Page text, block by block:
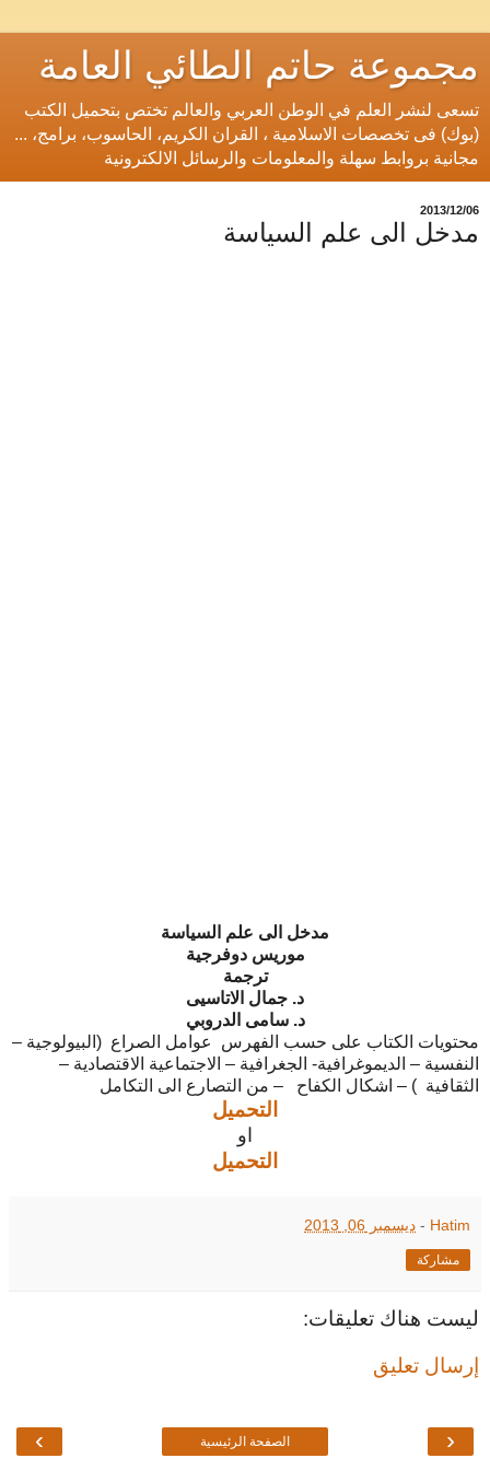
مجموعة حاتم الطائي العامة
تسعى لنشر العلم في الوطن العربي والعالم تختص بتحميل الكتب
(بوك) فى تخصصات الاسلامية ، القران الكريم، الحاسوب، برامج، ...
مجانية بروابط سهلة والمعلومات والرسائل الالكترونية
06‏/12‏/2013
مدخل الى علم السياسة
مدخل الى علم السياسة
موريس دوفرجية
ترجمة
د. جمال الاتاسيى
د. سامى الدروبي
محتويات الكتاب على حسب الفهرس عوامل الصراع (البيولوجية –
النفسية – الديموغرافية- الجغرافية – الاجتماعية الاقتصادية –
الثقافية ) – اشكال الكفاح – من التصارع الى التكامل
التحميل
او
التحميل
Hatim
- ديسمبر 06, 2013
مشاركة
ليست هناك تعليقات:
إرسال تعليق
‹
› الصفحة الرئيسية